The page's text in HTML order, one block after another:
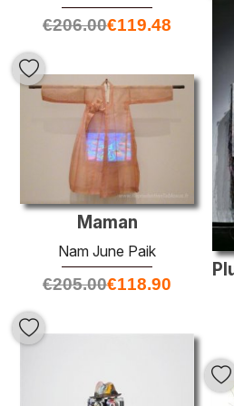
€206.00€119.48
Maman
Nam June Paik
€205.00€118.90